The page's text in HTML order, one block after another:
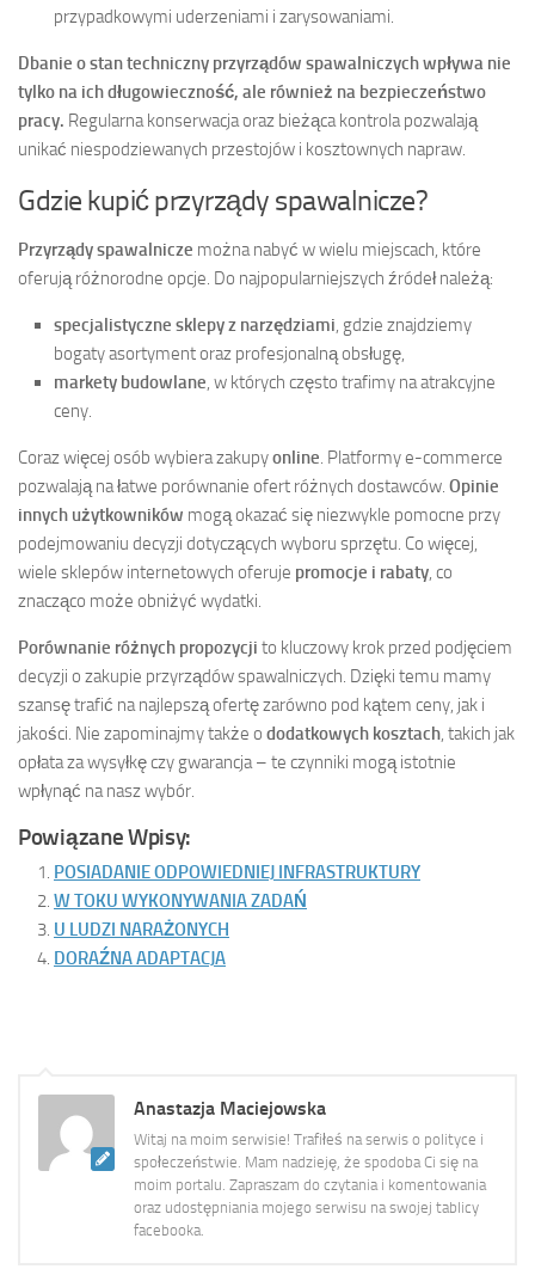
przypadkowymi uderzeniami i zarysowaniami.
Dbanie o stan techniczny przyrządów spawalniczych wpływa nie
tylko na ich długowieczność, ale również na bezpieczeństwo
pracy. Regularna konserwacja oraz bieżąca kontrola pozwalają
unikać niespodziewanych przestojów i kosztownych napraw.
Gdzie kupić przyrządy spawalnicze?
Przyrządy spawalnicze można nabyć w wielu miejscach, które
oferują różnorodne opcje. Do najpopularniejszych źródeł należą:
specjalistyczne sklepy z narzędziami, gdzie znajdziemy
bogaty asortyment oraz profesjonalną obsługę,
markety budowlane, w których często trafimy na atrakcyjne
ceny.
Coraz więcej osób wybiera zakupyonline. Platformy e-commerce
pozwalają na łatwe porównanie ofert różnych dostawców. Opinie
innych użytkowników mogą okazać się niezwykle pomocne przy
podejmowaniu decyzji dotyczących wyboru sprzętu. Co więcej,
wiele sklepów internetowych oferuje promocje i rabaty, co
znacząco może obniżyć wydatki.
Porównanie różnych propozycji to kluczowy krok przed podjęciem
decyzji o zakupie przyrządów spawalniczych. Dzięki temu mamy
szansę trafić na najlepszą ofertę zarówno pod kątem ceny, jak i
jakości. Nie zapominajmy także o dodatkowych kosztach, takich jak
opłata za wysyłkę czy gwarancja – te czynniki mogą istotnie
wpłynąć na nasz wybór.
Powiązane Wpisy:
POSIADANIE ODPOWIEDNIEJ INFRASTRUKTURY
W TOKU WYKONYWANIA ZADAŃ
U LUDZI NARAŻONYCH
DORAŹNA ADAPTACJA
Anastazja Maciejowska
Witaj na moim serwisie! Trafiłeś na serwis o polityce i
społeczeństwie. Mam nadzieję, że spodoba Ci się na
moim portalu. Zapraszam do czytania i komentowania
oraz udostępniania mojego serwisu na swojej tablicy
facebooka.